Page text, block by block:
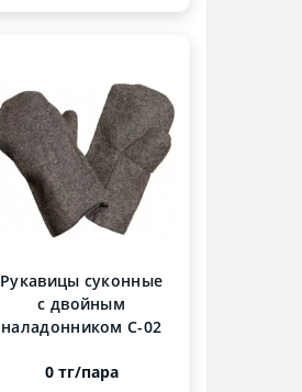
Рукавицы суконные
с двойным
наладонником С-02
0 тг/пара